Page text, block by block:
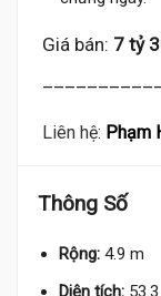
Giá bán: 7 tỷ
Liên hệ: Phạm
Thông Số
Rộng: 4.9 m
Diện tích: